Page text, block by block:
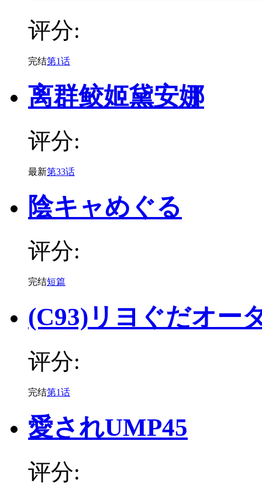
评分:
完结第1话
离群鲛姬黛安娜
评分:
最新第33话
陰キャめぐる
评分:
完结短篇
(C93)リヨぐだオー
评分:
完结第1话
愛されUMP45
评分: